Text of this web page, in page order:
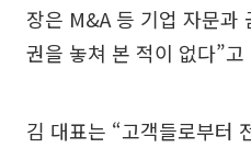
장은 M&A 등 기업 자문과
권을 놓쳐 본 적이 없다”고
김 대표는 “고객들로부터